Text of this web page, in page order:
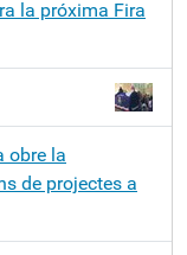
la próxima Fira
obre la
de projectes a